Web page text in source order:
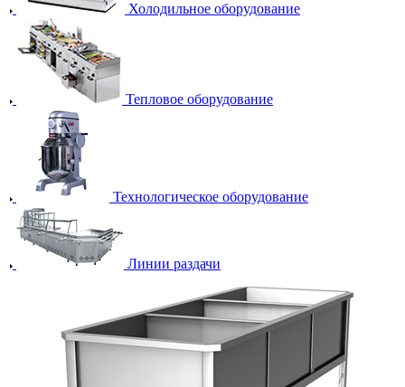
Холодильное оборудование
Тепловое оборудование
Технологическое оборудование
Линии раздачи